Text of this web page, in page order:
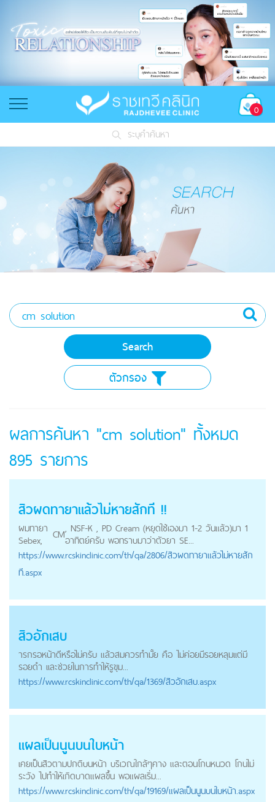
0
ระบุคำค้นหา
ตัวกรอง
ผลการค้นหา "cm solution" ทั้งหมด
895 รายการ
สิวผดทายาแล้วไม่หายสักที !!
ผมทายา
Sebex,
CM, NSF-K , PD Cream (หยุดใช้เองมา 1-2 วันแล้ว)มา 1
อาทิตย์ครับ พอทราบมาว่าตัวยา SE...
https://www.rcskinclinic.com/th/qa/2806/สิวผดทายาแล้วไม่หายสัก
ที.aspx
สิวอักเสบ
ารกรอหน้าดีหรือไม่ครับ แล้วสมควรทํามั้ย คือ ไม่ค่อยมีรอยหลุมเเต่มี
รอยดํา เเละช่วยในการทําให้รูขุม...
https://www.rcskinclinic.com/th/qa/1369/สิวอักเสบ.aspx
แผลเป็นนูนบนใบหน้า
เคยเป็นสิวตามปกติบนหน้า บริเวณใกล้ๆคาง และตอนโกนหนวด โกนไม่
ระวัง ไปทำให้เกิดบาดแผลขึ้น พอแผลเริ่ม...
https://www.rcskinclinic.com/th/qa/19169/แผลเป็นนูนบนใบหน้า.aspx